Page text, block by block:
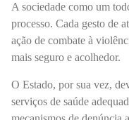
A sociedade como um
processo. Cada gesto de
ação de combate à
mais seguro e acolhedor.
O Estado, por sua vez,
serviços de saúde